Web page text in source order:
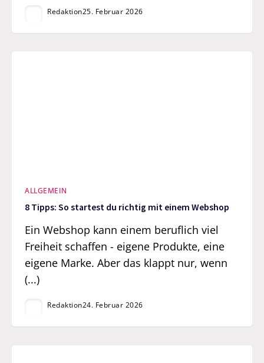
Redaktion25. Februar 2026
ALLGEMEIN
8 Tipps: So startest du richtig mit einem Webshop
Ein Webshop kann einem beruflich viel
Freiheit schaffen - eigene Produkte, eine
eigene Marke. Aber das klappt nur, wenn
(...)
Redaktion24. Februar 2026